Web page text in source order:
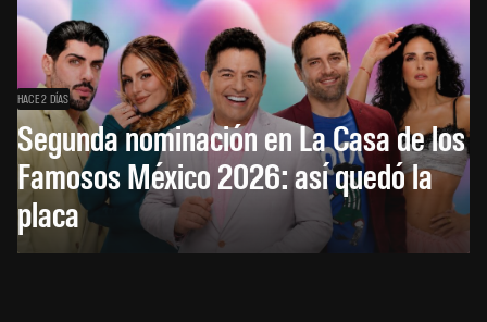
HACE 2 DÍAS
Segunda nominación en La Casa de los
Famosos México 2026: así quedó la
placa